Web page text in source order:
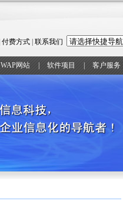
付费方式 联系我们
WAP网站 软件项目 客户服务